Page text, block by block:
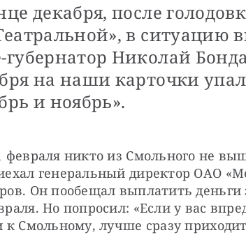
декабря, после
в ситуацию
губернатор Николай
на наши карточки
и ноябрь».
февраля никто из Смольного не
генеральный директор ОАО
Он пообещал выплатить деньги
Но попросил: «Если у вас
к Смольному, лучше сразу